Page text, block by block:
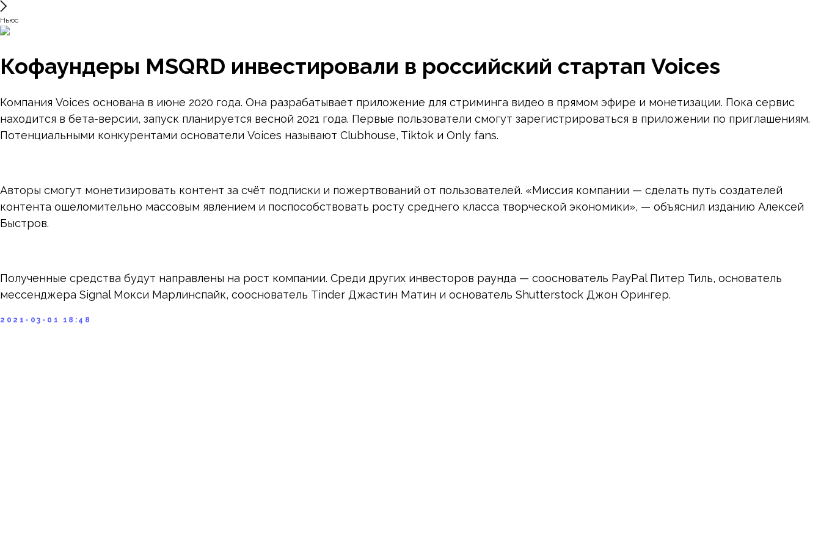
Ньюс
Кофаундеры MSQRD инвестировали в российский стартап Voices
Компания Voices основана в июне 2020 года. Она разрабатывает приложение для стриминга видео в прямом эфире и монетизации. Пока сервис
находится в бета-версии, запуск планируется весной 2021 года. Первые пользователи смогут зарегистрироваться в приложении по приглашениям.
Потенциальными конкурентами основатели Voices называют Clubhouse, Tiktok и Only fans.
Авторы смогут монетизировать контент за счёт подписки и пожертвований от пользователей. «Миссия компании — сделать путь создателей
контента ошеломительно массовым явлением и поспособствовать росту среднего класса творческой экономики», — объяснил изданию Алексей
Быстров.
Полученные средства будут направлены на рост компании. Среди других инвесторов раунда — сооснователь PayPal Питер Тиль, основатель
мессенджера Signal Мокси Марлинспайк, сооснователь Tinder Джастин Матин и основатель Shutterstock Джон Орингер.
2021-03-01 18:48